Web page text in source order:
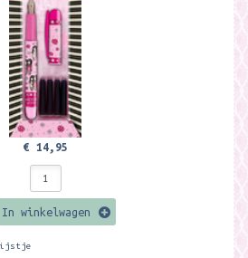
€ 14,95
In winkelwagen